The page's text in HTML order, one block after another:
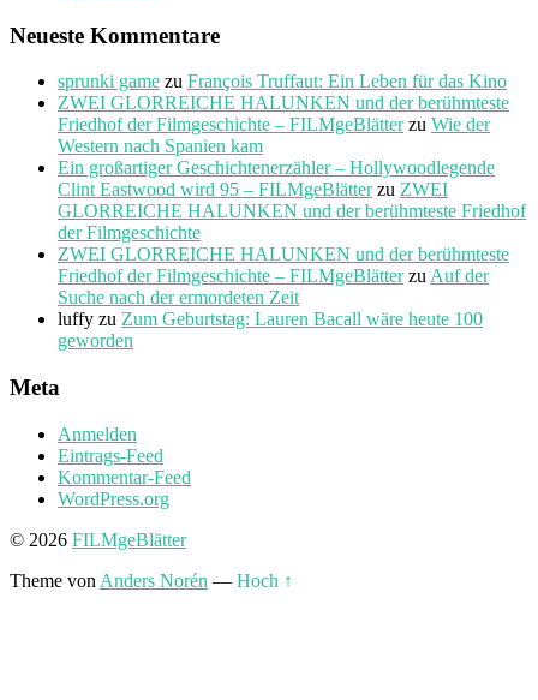
Neueste Kommentare
sprunki game zu François Truffaut: Ein Leben für das Kino
ZWEI GLORREICHE HALUNKEN und der berühmteste
Friedhof der Filmgeschichte – FILMgeBlätterzu Wie der
Western nach Spanien kam
Ein großartiger Geschichtenerzähler – Hollywoodlegende
Clint Eastwood wird 95 – FILMgeBlätterzu ZWEI
GLORREICHE HALUNKEN und der berühmteste Friedhof
der Filmgeschichte
ZWEI GLORREICHE HALUNKEN und der berühmteste
Friedhof der Filmgeschichte – FILMgeBlätterzu Auf der
Suche nach der ermordeten Zeit
luffy zu Zum Geburtstag: Lauren Bacall wäre heute 100
geworden
Meta
Anmelden
Eintrags-Feed
Kommentar-Feed
WordPress.org
© 2026 FILMgeBlätter
Theme von Anders Norén — Hoch ↑